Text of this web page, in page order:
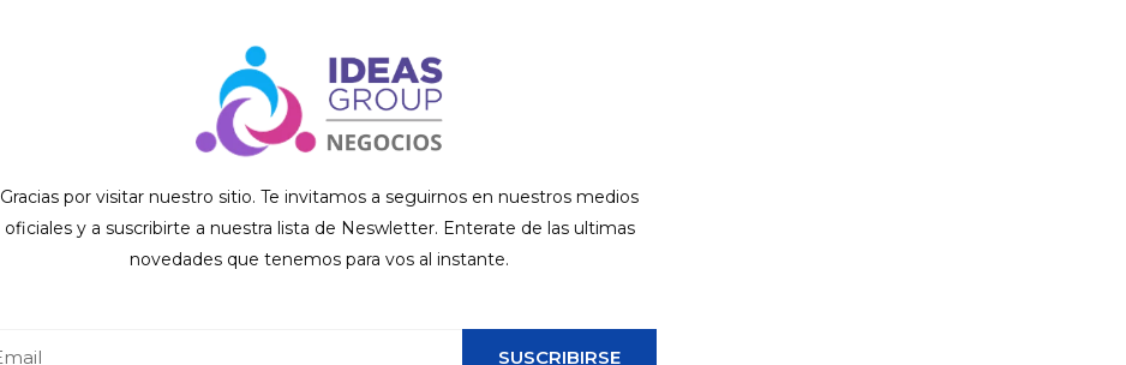
Gracias por visitar nuestro sitio. Te invitamos a seguirnos en nuestros medios
oficiales y a suscribirte a nuestra lista de Neswletter. Enterate de las ultimas
novedades que tenemos para vos al instante.
SUSCRIBIRSE